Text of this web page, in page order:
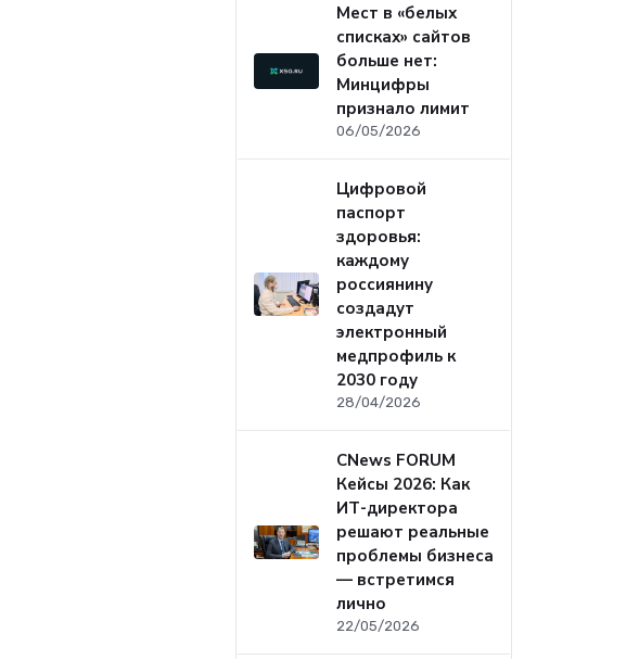
Мест в «белых
списках» сайтов
больше нет:
Минцифры
признало лимит
06/05/2026
Цифровой
паспорт
здоровья:
каждому
россиянину
создадут
электронный
медпрофиль к
2030 году
28/04/2026
CNews FORUM
Кейсы 2026: Как
ИТ-директора
решают реальные
проблемы бизнеса
— встретимся
лично
22/05/2026